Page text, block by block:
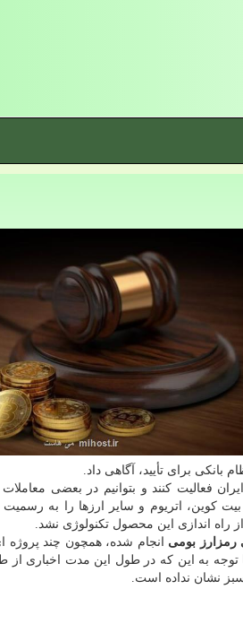
برای تأیید، آگاهی داد.
فعالیت کنند و بتوانیم در بعضی معاملات
کوین، اتریوم و سایر ارزها را به رسمیت
اندازی این محصول تکنولوژی نشد.
رمزارز بومی انجام شده، همچون چند پروژه
توجه به این که در طول این مدت اخباری از
نشان نداده است.